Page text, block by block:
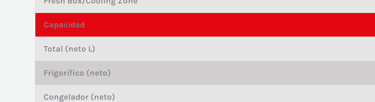
Capacidad
Total (neto L)
Frigorífico (neto)
Congelador (neto)